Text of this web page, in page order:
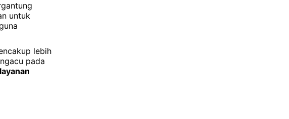
IDR
IDR
IDR
IDR
untuk
lebih
pada